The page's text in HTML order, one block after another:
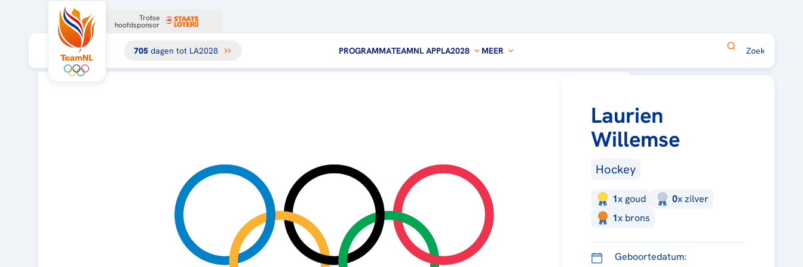
Trotse
hoofdsponsor
705 dagen tot LA2028 PROGRAMMATEAMNL APPLA2028 MEER
Laurien
Willemse
Hockey
1x goud 0xzilver
1x brons
Geboortedatum: